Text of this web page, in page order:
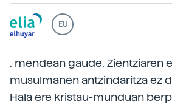
EU
. mendean gaude. Zientziaren
musulmanen antzindaritza ez
Hala ere kristau-munduan